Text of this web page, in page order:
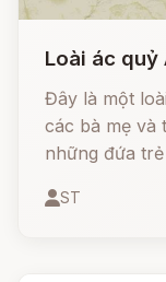
Loài ác quỷ
Đây là một
các bà mẹ và
những đứa
những thai
ST